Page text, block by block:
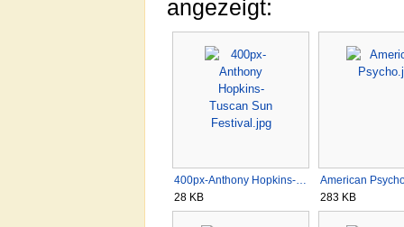
angezeigt:
400px-Anthony Hopkins-…
28 KB
American
283 KB